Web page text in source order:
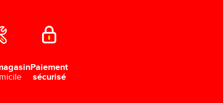
Paiement
sécurisé